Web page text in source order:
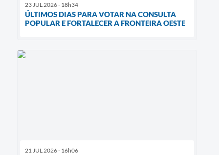
23 JUL 2026 - 18h34
ÚLTIMOS DIAS PARA VOTAR NA CONSULTA
POPULAR E FORTALECER A FRONTEIRA OESTE
21 JUL 2026 - 16h06